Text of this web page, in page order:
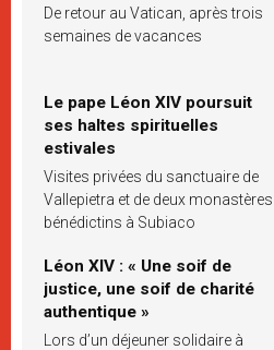
De retour au Vatican, après trois
semaines de vacances
Le pape Léon XIV poursuit
ses haltes spirituelles
estivales
Visites privées du sanctuaire de
Vallepietra et de deux monastères
bénédictins à Subiaco
Léon XIV : « Une soif de
justice, une soif de charité
authentique »
Lors d’un déjeuner solidaire à